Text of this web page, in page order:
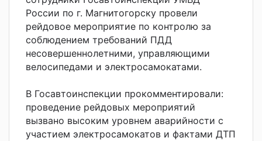
России по г. Магнитогорску провели
рейдовое мероприятие по контролю за
соблюдением требований ПДД
несовершеннолетними, управляющими
велосипедами и электросамокатами.
В Госавтоинспекции прокомментировали:
проведение рейдовых мероприятий
вызвано высоким уровнем аварийности с
участием электросамокатов и фактами ДТП